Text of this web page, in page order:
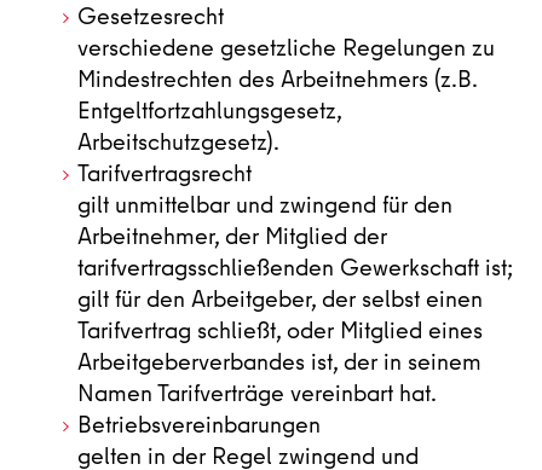
Gesetzesrecht
verschiedene gesetzliche Regelungen zu
Mindestrechten des Arbeitnehmers (z.B.
Entgeltfortzahlungsgesetz,
Arbeitschutzgesetz).
Tarifvertragsrecht
gilt unmittelbar und zwingend für den
Arbeitnehmer, der Mitglied der
tarifvertragsschließenden Gewerkschaft ist;
gilt für den Arbeitgeber, der selbst einen
Tarifvertrag schließt, oder Mitglied eines
Arbeitgeberverbandes ist, der in seinem
Namen Tarifverträge vereinbart hat.
Betriebsvereinbarungen
gelten in der Regel zwingend und